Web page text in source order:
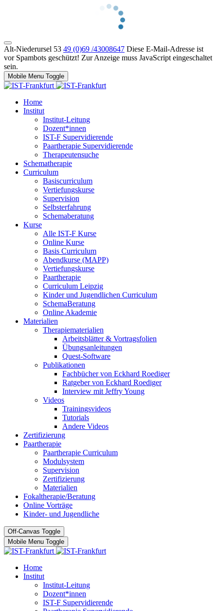
Alt-Niederursel 53 49 (0)69 /43008647 Diese E-Mail-Adresse ist
vor Spambots geschützt! Zur Anzeige muss JavaScript eingeschaltet
sein.
Mobile Menu Toggle
Home
Institut
Institut-Leitung
Dozent*innen
IST-F Supervidierende
Paartherapie Supervidierende
Therapeutensuche
Schematherapie
Curriculum
Basiscurriculum
Vertiefungskurse
Supervision
Selbsterfahrung
Schemaberatung
Kurse
Alle IST-F Kurse
Online Kurse
Basis Curriculum
Abendkurse (MAPP)
Vertiefungskurse
Paartherapie
Curriculum Leipzig
Kinder und Jugendlichen Curriculum
SchemaBeratung
Online Akademie
Materialien
Therapiematerialien
Arbeitsblätter & Vortragsfolien
Übungsanleitungen
Quest-Software
Publikationen
Fachbücher von Eckhard Roediger
Ratgeber von Eckhard Roediger
Interview mit Jeffry Young
Videos
Trainingsvideos
Tutorials
Andere Videos
Zertifizierung
Paartherapie
Paartherapie Curriculum
Modulsystem
Supervision
Zertifizierung
Materialien
Fokaltherapie/Beratung
Online Vorträge
Kinder- und Jugendliche
Off-Canvas Toggle
Mobile Menu Toggle
Home
Institut
Institut-Leitung
Dozent*innen
IST-F Supervidierende